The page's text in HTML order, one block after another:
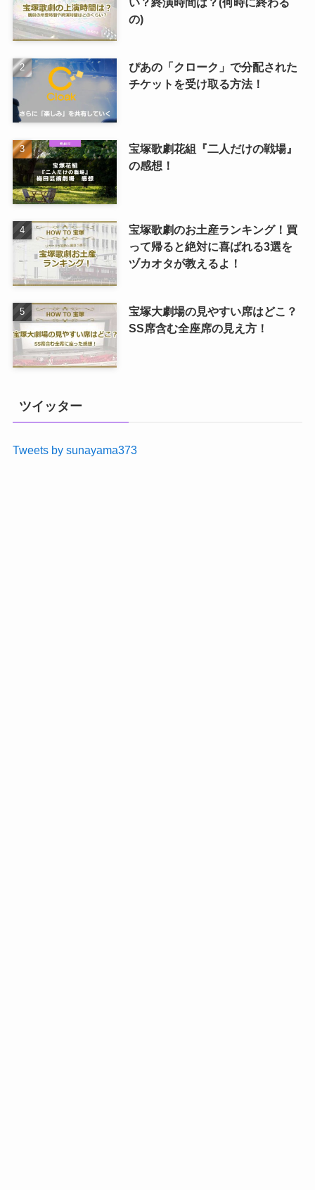
の)
ぴあの「クローク」で分配された
チケットを受け取る方法！
宝塚歌劇花組『二人だけの戦場』
の感想！
宝塚歌劇のお土産ランキング！買
って帰ると絶対に喜ばれる3選を
ヅカオタが教えるよ！
宝塚大劇場の見やすい席はどこ？
SS席含む全座席の見え方！
ツイッター
Tweets by sunayama373